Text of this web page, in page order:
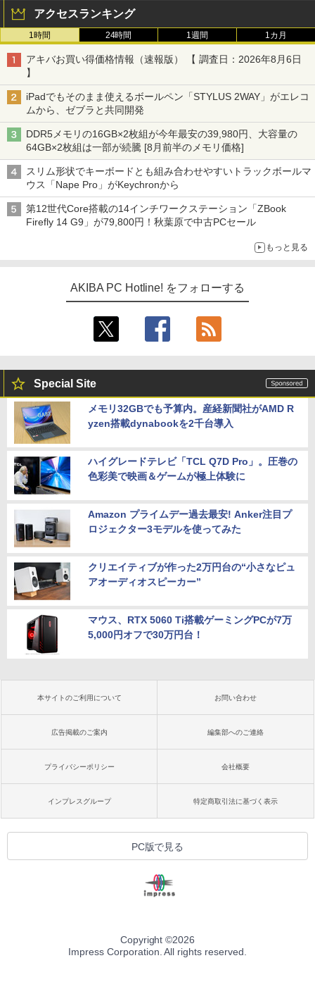
アクセスランキング
1時間 24時間 1週間 1カ月
アキバお買い得価格情報（速報版） 【 調査日：2026年8月6日
】
iPadでもそのまま使えるボールペン「STYLUS 2WAY」がエレコ
ムから、ゼブラと共同開発
DDR5メモリの16GB×2枚組が今年最安の39,980円、大容量の
64GB×2枚組は一部が続騰 [8月前半のメモリ価格]
スリム形状でキーボードとも組み合わせやすいトラックボールマ
ウス「Nape Pro」がKeychronから
第12世代Core搭載の14インチワークステーション「ZBook
Firefly 14 G9」が79,800円！秋葉原で中古PCセール
もっと見る
AKIBA PC Hotline! をフォローする
Special Site
メモリ32GBでも予算内。産経新聞社がAMD R
yzen搭載dynabookを2千台導入
ハイグレードテレビ「TCL Q7D Pro」。圧巻の
色彩美で映画＆ゲームが極上体験に
Amazon プライムデー過去最安! Anker注目プ
ロジェクター3モデルを使ってみた
クリエイティブが作った2万円台の“小さなピュ
アオーディオスピーカー”
マウス、RTX 5060 Ti搭載ゲーミングPCが7万
5,000円オフで30万円台！
本サイトのご利用について お問い合わせ
広告掲載のご案内 編集部へのご連絡
プライバシーポリシー 会社概要
インプレスグループ 特定商取引法に基づく表示
PC版で見る
Copyright ©2026
Impress Corporation. All rights reserved.